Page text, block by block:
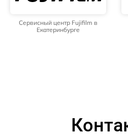
Сервисный центр Fujifilm в
Екатеринбурге